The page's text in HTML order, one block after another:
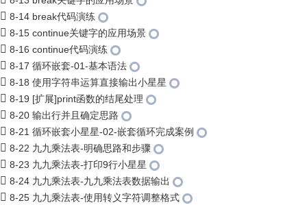
8-14 break代码演练
8-15 continue关键字的应用场景
8-16 continue代码演练
8-17 循环嵌套-01-基本语法
8-18 使用字符串运算直接输出小星星
8-19 [扩展]print函数的结尾处理
8-20 输出行并且确定思路
8-21 循环嵌套小星星-02-嵌套循环完成案例
8-22 九九乘法表-明确思路和步骤
8-23 九九乘法表-打印9行小星星
8-24 九九乘法表-九九乘法表数据输出
8-25 九九乘法表-使用转义字符调整格式